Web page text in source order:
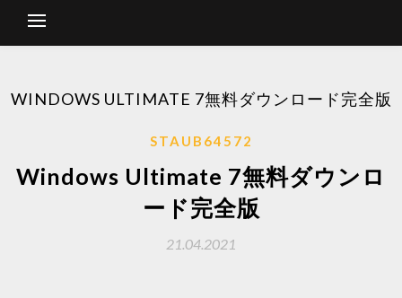
WINDOWS ULTIMATE 7無料ダウンロード完全版
STAUB64572
Windows Ultimate 7無料ダウンロ
ード完全版
21.04.2021